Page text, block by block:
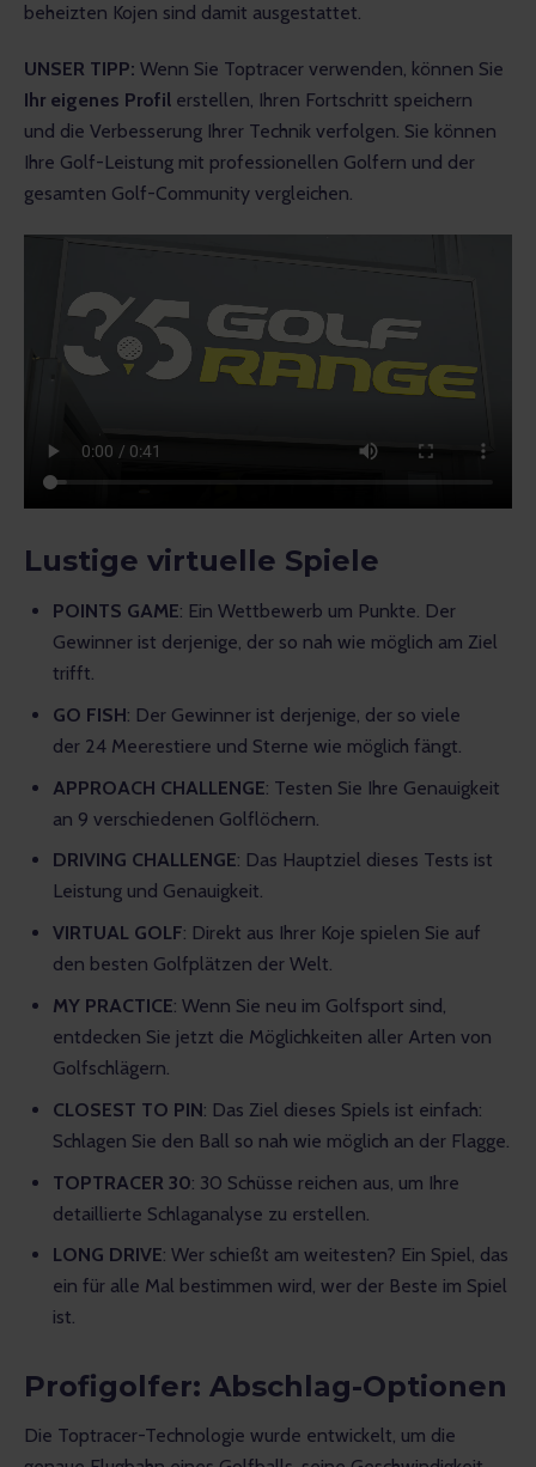
beheizten Kojen sind damit ausgestattet.
UNSER TIPP: Wenn Sie Toptracer verwenden, können Sie
Ihr eigenes Profil erstellen, Ihren Fortschritt speichern
und die Verbesserung Ihrer Technik verfolgen. Sie können
Ihre Golf-Leistung mit professionellen Golfern und der
gesamten Golf-Community vergleichen.
Lustige virtuelle Spiele
POINTS GAME: Ein Wettbewerb um Punkte. Der
Gewinner ist derjenige, der so nah wie möglich am Ziel
trifft.
GO FISH: Der Gewinner ist derjenige, der so viele
der 24 Meerestiere und Sterne wie möglich fängt.
APPROACH CHALLENGE: Testen Sie Ihre Genauigkeit
an 9 verschiedenen Golflöchern.
DRIVING CHALLENGE: Das Hauptziel dieses Tests ist
Leistung und Genauigkeit.
VIRTUAL GOLF: Direkt aus Ihrer Koje spielen Sie auf
den besten Golfplätzen der Welt.
MY PRACTICE: Wenn Sie neu im Golfsport sind,
entdecken Sie jetzt die Möglichkeiten aller Arten von
Golfschlägern.
CLOSEST TO PIN: Das Ziel dieses Spiels ist einfach:
Schlagen Sie den Ball so nah wie möglich an der Flagge.
TOPTRACER 30: 30 Schüsse reichen aus, um Ihre
detaillierte Schlaganalyse zu erstellen.
LONG DRIVE: Wer schießt am weitesten? Ein Spiel, das
ein für alle Mal bestimmen wird, wer der Beste im Spiel
ist.
Profigolfer: Abschlag-Optionen
Die Toptracer-Technologie wurde entwickelt, um die